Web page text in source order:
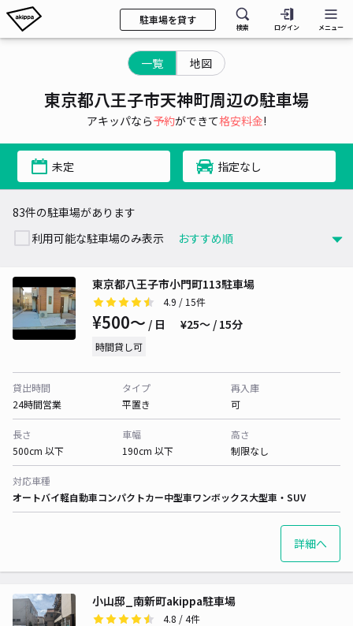
駐車場を貸す
検索 ログイン メニュー
一覧 地図
東京都八王子市天神町周辺の駐車場
アキッパなら予約ができて格安料金!
未定 指定なし
83件の駐車場があります
利用可能な駐車場のみ表示
東京都八王子市小門町113駐車場
4.9 / 15件
¥500〜 / 日 ¥25〜 / 15分
時間貸し可
貸出時間
24時間営業
タイプ
平置き
再入庫
可
長さ
500cm 以下
車幅
190cm 以下
高さ
制限なし
対応車種
オートバイ軽自動車コンパクトカー中型車ワンボックス大型車・SUV
詳細へ
小山邸_南新町akippa駐車場
4.8 / 4件